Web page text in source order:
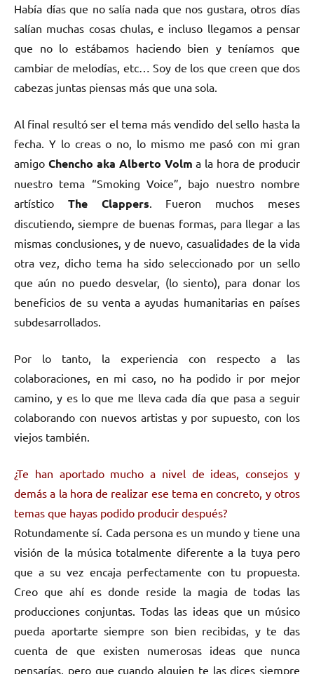
Había días que no salía nada que nos gustara, otros días
salían muchas cosas chulas, e incluso llegamos a pensar
que no lo estábamos haciendo bien y teníamos que
cambiar de melodías, etc… Soy de los que creen que dos
cabezas juntas piensas más que una sola.
Al final resultó ser el tema más vendido del sello hasta la
fecha. Y lo creas o no, lo mismo me pasó con mi gran
amigo Chencho aka Alberto Volm a la hora de producir
nuestro tema “Smoking Voice”, bajo nuestro nombre
artístico The Clappers . Fueron muchos meses
discutiendo, siempre de buenas formas, para llegar a las
mismas conclusiones, y de nuevo, casualidades de la vida
otra vez, dicho tema ha sido seleccionado por un sello
que aún no puedo desvelar, (lo siento), para donar los
beneficios de su venta a ayudas humanitarias en países
subdesarrollados.
Por lo tanto, la experiencia con respecto a las
colaboraciones, en mi caso, no ha podido ir por mejor
camino, y es lo que me lleva cada día que pasa a seguir
colaborando con nuevos artistas y por supuesto, con los
viejos también.
¿Te han aportado mucho a nivel de ideas, consejos y
demás a la hora de realizar ese tema en concreto, y otros
temas que hayas podido producir después?
Rotundamente sí. Cada persona es un mundo y tiene una
visión de la música totalmente diferente a la tuya pero
que a su vez encaja perfectamente con tu propuesta.
Creo que ahí es donde reside la magia de todas las
producciones conjuntas. Todas las ideas que un músico
pueda aportarte siempre son bien recibidas, y te das
cuenta de que existen numerosas ideas que nunca
pensarías, pero que cuando alguien te las dices siempre